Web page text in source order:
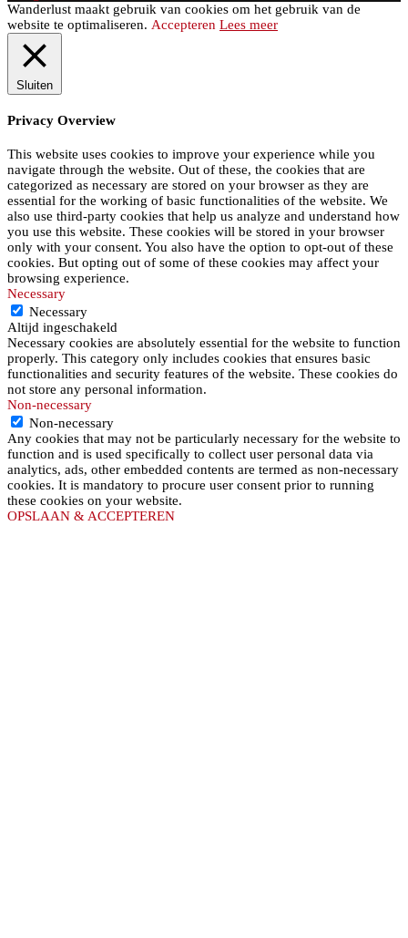
Wanderlust maakt gebruik van cookies om het gebruik van de
website te optimaliseren. Accepteren Lees meer
Sluiten
Privacy Overview
This website uses cookies to improve your experience while you
navigate through the website. Out of these, the cookies that are
categorized as necessary are stored on your browser as they are
essential for the working of basic functionalities of the website. We
also use third-party cookies that help us analyze and understand how
you use this website. These cookies will be stored in your browser
only with your consent. You also have the option to opt-out of these
cookies. But opting out of some of these cookies may affect your
browsing experience.
Necessary
Necessary
Altijd ingeschakeld
Necessary cookies are absolutely essential for the website to function
properly. This category only includes cookies that ensures basic
functionalities and security features of the website. These cookies do
not store any personal information.
Non-necessary
Non-necessary
Any cookies that may not be particularly necessary for the website to
function and is used specifically to collect user personal data via
analytics, ads, other embedded contents are termed as non-necessary
cookies. It is mandatory to procure user consent prior to running
these cookies on your website.
OPSLAAN & ACCEPTEREN